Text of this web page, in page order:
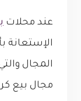
عند محلات
الإستعانة
المجال
مجال بيع